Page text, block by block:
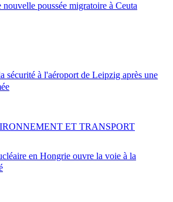
poussée migratoire à Ceuta
sécurité à l'aéroport de Leipzig après une
en Hongrie ouvre la voie à la
ET TRANSPORT